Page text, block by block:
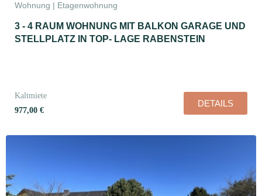
Wohnung | Etagenwohnung
3 - 4 RAUM WOHNUNG MIT BALKON GARAGE UND
STELLPLATZ IN TOP- LAGE RABENSTEIN
Kaltmiete
977,00 €
DETAILS